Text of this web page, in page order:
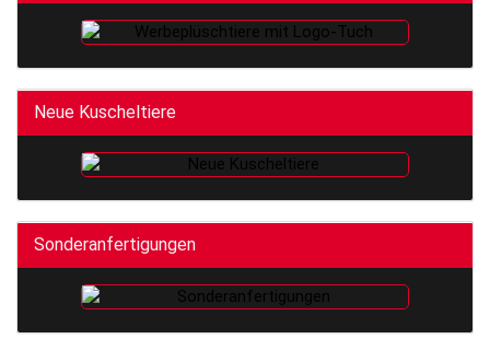
Neue Kuscheltiere
Sonderanfertigungen